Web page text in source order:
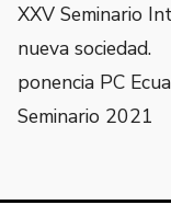
XXV Seminario
nueva sociedad.
ponencia PC
Seminario 2021